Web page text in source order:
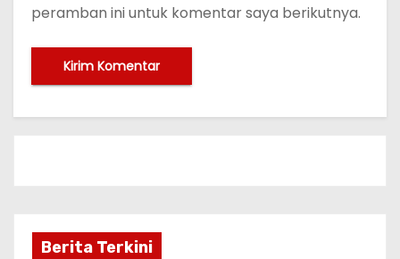
peramban ini untuk komentar saya berikutnya.
Berita Terkini